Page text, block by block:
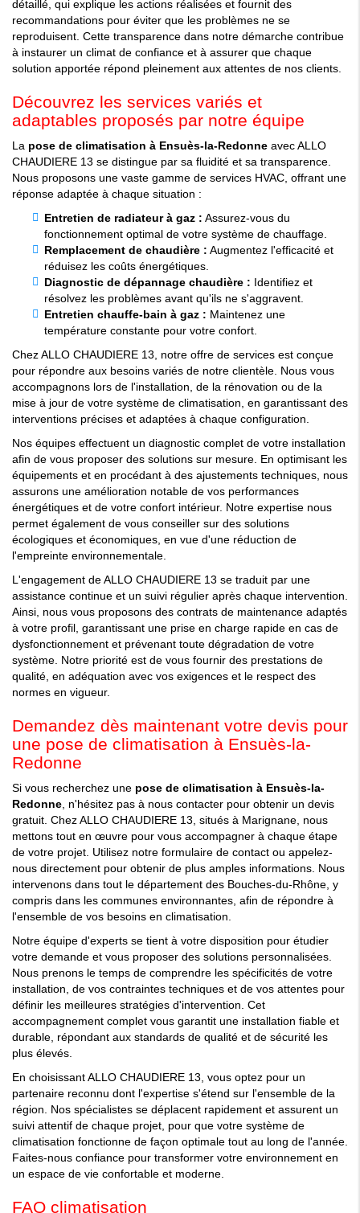
détaillé, qui explique les actions réalisées et fournit des
recommandations pour éviter que les problèmes ne se
reproduisent. Cette transparence dans notre démarche contribue
à instaurer un climat de confiance et à assurer que chaque
solution apportée répond pleinement aux attentes de nos clients.
Découvrez les services variés et
adaptables proposés par notre équipe
La pose de climatisation à Ensuès-la-Redonne avec ALLO
CHAUDIERE 13 se distingue par sa fluidité et sa transparence.
Nous proposons une vaste gamme de services HVAC, offrant une
réponse adaptée à chaque situation :
Entretien de radiateur à gaz : Assurez-vous du
fonctionnement optimal de votre système de chauffage.
Remplacement de chaudière : Augmentez l'efficacité et
réduisez les coûts énergétiques.
Diagnostic de dépannage chaudière : Identifiez et
résolvez les problèmes avant qu'ils ne s'aggravent.
Entretien chauffe-bain à gaz : Maintenez une
température constante pour votre confort.
Chez ALLO CHAUDIERE 13, notre offre de services est conçue
pour répondre aux besoins variés de notre clientèle. Nous vous
accompagnons lors de l'installation, de la rénovation ou de la
mise à jour de votre système de climatisation, en garantissant des
interventions précises et adaptées à chaque configuration.
Nos équipes effectuent un diagnostic complet de votre installation
afin de vous proposer des solutions sur mesure. En optimisant les
équipements et en procédant à des ajustements techniques, nous
assurons une amélioration notable de vos performances
énergétiques et de votre confort intérieur. Notre expertise nous
permet également de vous conseiller sur des solutions
écologiques et économiques, en vue d'une réduction de
l'empreinte environnementale.
L'engagement de ALLO CHAUDIERE 13 se traduit par une
assistance continue et un suivi régulier après chaque intervention.
Ainsi, nous vous proposons des contrats de maintenance adaptés
à votre profil, garantissant une prise en charge rapide en cas de
dysfonctionnement et prévenant toute dégradation de votre
système. Notre priorité est de vous fournir des prestations de
qualité, en adéquation avec vos exigences et le respect des
normes en vigueur.
Demandez dès maintenant votre devis pour
une pose de climatisation à Ensuès-la-
Redonne
Si vous recherchez une pose de climatisation à Ensuès-la-
Redonne, n'hésitez pas à nous contacter pour obtenir un devis
gratuit. Chez ALLO CHAUDIERE 13, situés à Marignane, nous
mettons tout en œuvre pour vous accompagner à chaque étape
de votre projet. Utilisez notre formulaire de contact ou appelez-
nous directement pour obtenir de plus amples informations. Nous
intervenons dans tout le département des Bouches-du-Rhône, y
compris dans les communes environnantes, afin de répondre à
l'ensemble de vos besoins en climatisation.
Notre équipe d'experts se tient à votre disposition pour étudier
votre demande et vous proposer des solutions personnalisées.
Nous prenons le temps de comprendre les spécificités de votre
installation, de vos contraintes techniques et de vos attentes pour
définir les meilleures stratégies d'intervention. Cet
accompagnement complet vous garantit une installation fiable et
durable, répondant aux standards de qualité et de sécurité les
plus élevés.
En choisissant ALLO CHAUDIERE 13, vous optez pour un
partenaire reconnu dont l'expertise s'étend sur l'ensemble de la
région. Nos spécialistes se déplacent rapidement et assurent un
suivi attentif de chaque projet, pour que votre système de
climatisation fonctionne de façon optimale tout au long de l'année.
Faites-nous confiance pour transformer votre environnement en
un espace de vie confortable et moderne.
FAQ climatisation